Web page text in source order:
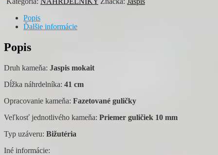
Popis
Ďalšie informácie
Popis
Druh kameňa: Jaspis mokait
Dĺžka náhrdelníka: 41 cm
Opracovanie kameňa: Fazetované guličky
Veľkosť jednotlivého kameňa: Priemer guličiek 10 mm
Typ uzáveru: Bižutéria
Iné informácie: